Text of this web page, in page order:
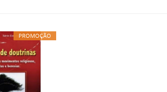
PROMOÇÃO